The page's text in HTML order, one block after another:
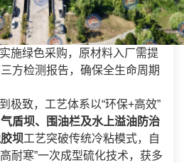
施绿色采购，原材料入厂需提
方检测报告，确保全生命周期
极致，工艺体系以“环保+高效”
盾坝、围油栏及水上溢油防治
坝工艺突破传统冷粘模式，自
耐寒”一次成型硫化技术，获多